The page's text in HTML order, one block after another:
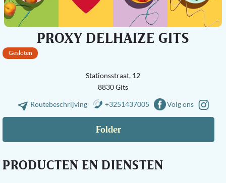
PROXY DELHAIZE GITS
Gesloten
Stationsstraat, 12
8830 Gits
Routebeschrijving
+3251437005 Volg ons
Folder
PRODUCTEN EN DIENSTEN